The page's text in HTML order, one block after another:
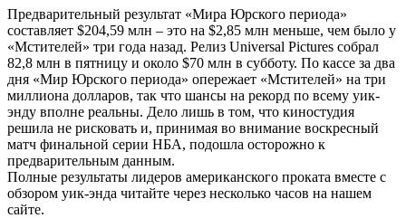
Предварительный результат «Мира Юрского периода»
составляет $204,59 млн – это на $2,85 млн меньше, чем было у
«Мстителей» три года назад. Релиз Universal Pictures собрал
82,8 млн в пятницу и около $70 млн в субботу. По кассе за два
дня «Мир Юрского периода» опережает «Мстителей» на три
миллиона долларов, так что шансы на рекорд по всему уик-
энду вполне реальны. Дело лишь в том, что киностудия
решила не рисковать и, принимая во внимание воскресный
матч финальной серии НБА, подошла осторожно к
предварительным данным.
Полные результаты лидеров американского проката вместе с
обзором уик-энда читайте через несколько часов на нашем
сайте.